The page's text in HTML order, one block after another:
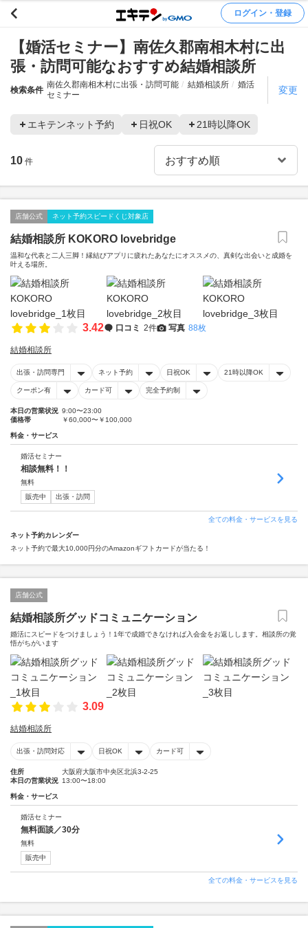
ログイン・登録
【婚活セミナー】南佐久郡南相木村に出
張・訪問可能なおすすめ結婚相談所
検索条件
南佐久郡南相木村に出張・訪問可能 結婚相談所
婚活
セミナー
変更
エキテンネット予約 日祝OK 21時以降OK
10 件
店舗公式 ネット予約スピードくじ対象店
結婚相談所 KOKORO lovebridge
温和な代表と二人三脚！縁結びアプリに疲れたあなたにオススメの、真剣な出会いと成婚を
叶える場所。
3.42 口コミ 2件 写真 88枚
結婚相談所
出張・訪問専門 ネット予約 日祝OK 21時以降OK
クーポン有 カード可 完全予約制
本日の営業状況 9:00〜23:00
価格帯
￥60,000〜￥100,000
料金・サービス
婚活セミナー
相談無料！！
無料
販売中
出張・訪問
全ての料金・サービスを見る
ネット予約カレンダー
ネット予約で最大10,000円分のAmazonギフトカードが当たる！
店舗公式
結婚相談所グッドコミュニケーション
婚活にスピードをつけましょう！1年で成婚できなければ入会金をお返しします。相談所の覚
悟がちがいます
3.09
結婚相談所
出張・訪問対応 日祝OK カード可
住所
大阪府大阪市中央区北浜3-2-25
本日の営業状況 13:00〜18:00
料金・サービス
婚活セミナー
無料面談／30分
無料
販売中
全ての料金・サービスを見る